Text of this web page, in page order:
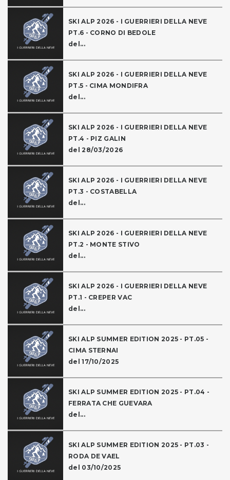
SKI ALP 2026 - I GUERRIERI DELLA NEVE
PT.6 - CORNO DI BEDOLE
del...
SKI ALP 2026 - I GUERRIERI DELLA NEVE
PT.5 - CIMA MONDIFRA
del...
SKI ALP 2026 - I GUERRIERI DELLA NEVE
PT.4 - PIZ GALIN
del 28/03/2026
SKI ALP 2026 - I GUERRIERI DELLA NEVE
PT.3 - COSTABELLA
del...
SKI ALP 2026 - I GUERRIERI DELLA NEVE
PT.2 - MONTE STIVO
del...
SKI ALP 2026 - I GUERRIERI DELLA NEVE
PT.1 - CREPER VAC
del...
SKI ALP SUMMER EDITION 2025 - PT.05 -
CIMA STERNAI
del 17/10/2025
SKI ALP SUMMER EDITION 2025 - PT.04 -
FERRATA CHE GUEVARA
del...
SKI ALP SUMMER EDITION 2025 - PT.03 -
RODA DE VAEL
del 03/10/2025